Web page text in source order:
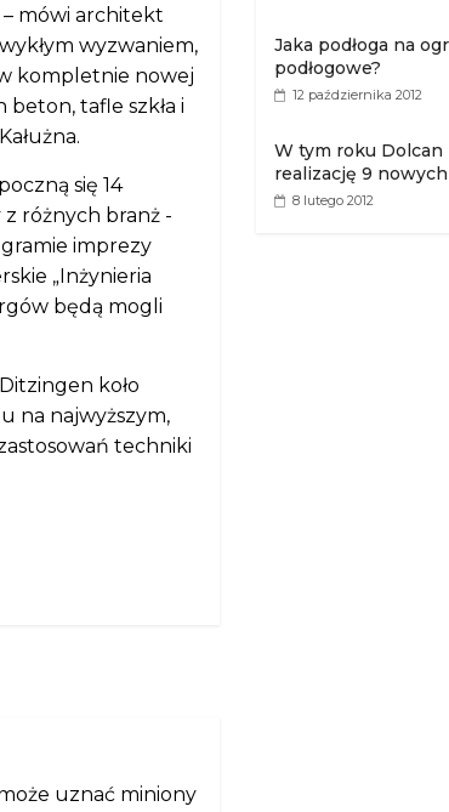
– mówi architekt
wyzwaniem,
kompletnie nowej
tafle szkła i
się 14
różnych branż -
imprezy
„Inżynieria
będą mogli
koło
na najwyższym,
techniki
uznać miniony
Jaka podłoga na
podłogowe?
12 października 2012
W tym roku Dolcan
realizację 9
8 lutego 2012